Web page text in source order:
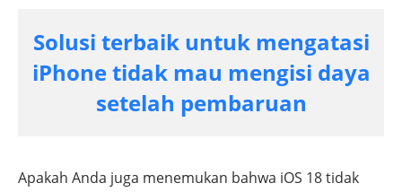
Solusi terbaik untuk mengatasi
iPhone tidak mau mengisi daya
setelah pembaruan
Apakah Anda juga menemukan bahwa iOS 18 tidak